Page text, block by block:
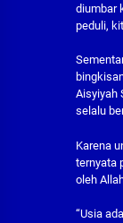
diumbar
peduli,
Aisyiyah
selalu
Karena
ternyata
oleh
“Usia